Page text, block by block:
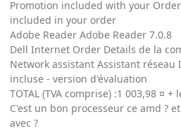
Promotion included with your
included in your order
Adobe Reader Adobe Reader 7.0.8
Dell Internet Order Details de la
Network assistant Assistant réseau
incluse - version d'évaluation
TOTAL (TVA comprise) :1 003,98 ¤ +
C'est un bon processeur ce amd ?
avec ?